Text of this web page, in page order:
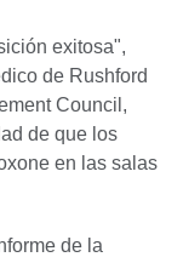
exitosa",
de Rushford
Council,
de que los
en las salas
de la